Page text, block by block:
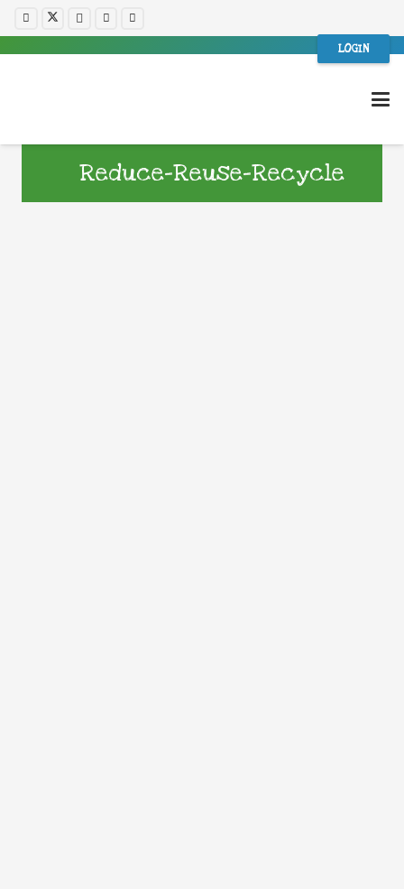
LOGIN
Reduce-Reuse-Recycle